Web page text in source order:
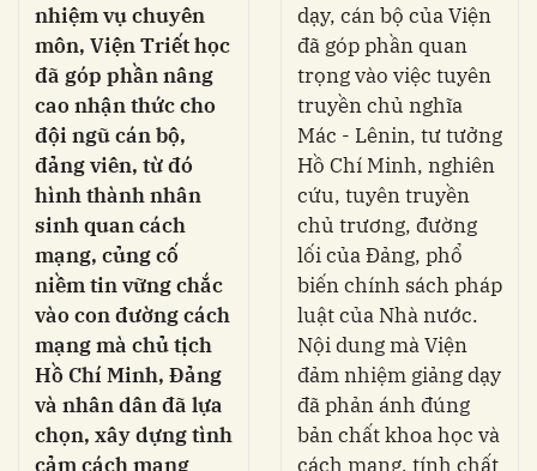
nhiệm vụ chuyên
môn, Viện Triết học
đã góp phần nâng
cao nhận thức cho
đội ngũ cán bộ,
đảng viên, từ đó
hình thành nhân
sinh quan cách
mạng, củng cố
niềm tin vững chắc
vào con đường cách
mạng mà chủ tịch
Hồ Chí Minh, Đảng
và nhân dân đã lựa
chọn, xây dựng tình
cảm cách mạng
dạy, cán bộ của Viện
đã góp phần quan
trọng vào việc tuyên
truyền chủ nghĩa
Mác - Lênin, tư tưởng
Hồ Chí Minh, nghiên
cứu, tuyên truyền
chủ trương, đường
lối của Đảng, phổ
biến chính sách pháp
luật của Nhà nước.
Nội dung mà Viện
đảm nhiệm giảng dạy
đã phản ánh đúng
bản chất khoa học và
cách mạng, tính chất